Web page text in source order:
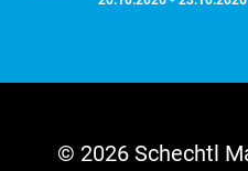
© 2026 Schechtl